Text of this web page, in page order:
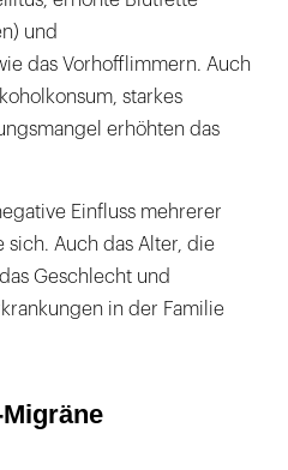
und
das Vorhofflimmern. Auch
starkes
erhöhten das
Einfluss mehrerer
sich. Auch das Alter, die
Geschlecht und
in der Familie